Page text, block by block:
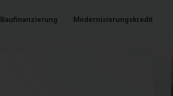
Baufinanzierung Modernisierungskredit